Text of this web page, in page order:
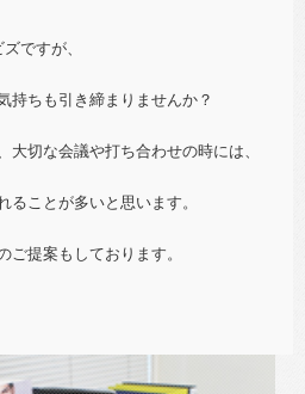
ですが、
持ちも引き締まりませんか？
大切な会議や打ち合わせの時には、
ることが多いと思います。
ご提案もしております。